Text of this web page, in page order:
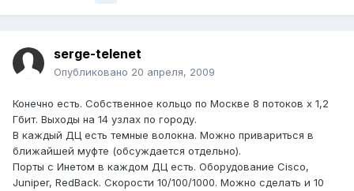
serge-telenet
Опубликовано 20 апреля, 2009
Конечно есть. Собственное кольцо по Москве 8 потоков х 1,2
Гбит. Выходы на 14 узлах по городу.
В каждый ДЦ есть темные волокна. Можно привариться в
ближайшей муфте (обсуждается отдельно).
Порты с Инетом в каждом ДЦ есть. Оборудование Cisco,
Juniper, RedBack. Скорости 10/100/1000. Можно сделать и 10